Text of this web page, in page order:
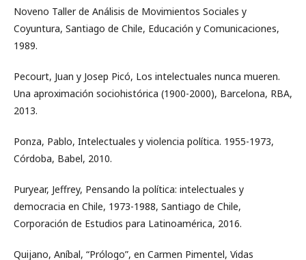
Noveno Taller de Análisis de Movimientos Sociales y
Coyuntura, Santiago de Chile, Educación y Comunicaciones,
1989.
Pecourt, Juan y Josep Picó, Los intelectuales nunca mueren.
Una aproximación sociohistórica (1900-2000), Barcelona, RBA,
2013.
Ponza, Pablo, Intelectuales y violencia política. 1955-1973,
Córdoba, Babel, 2010.
Puryear, Jeffrey, Pensando la política: intelectuales y
democracia en Chile, 1973-1988, Santiago de Chile,
Corporación de Estudios para Latinoamérica, 2016.
Quijano, Aníbal, “Prólogo”, en Carmen Pimentel, Vidas